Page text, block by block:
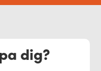
dig?